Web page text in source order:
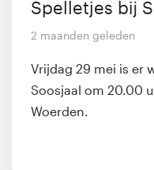
Spelletjes bij
2 maanden geleden
Vrijdag 29 mei is er
Soosjaal om 20.00
Woerden.